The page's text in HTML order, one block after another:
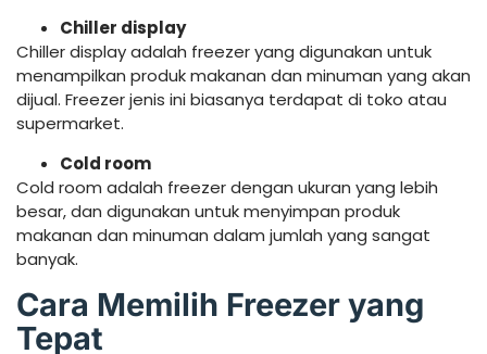
Chiller display
Chiller display adalah freezer yang digunakan untuk
menampilkan produk makanan dan minuman yang akan
dijual. Freezer jenis ini biasanya terdapat di toko atau
supermarket.
Cold room
Cold room adalah freezer dengan ukuran yang lebih
besar, dan digunakan untuk menyimpan produk
makanan dan minuman dalam jumlah yang sangat
banyak.
Cara Memilih Freezer yang
Tepat